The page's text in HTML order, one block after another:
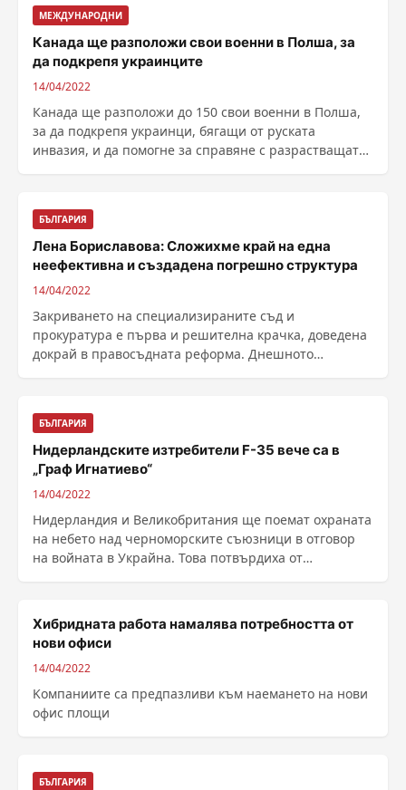
МЕЖДУНАРОДНИ
Канада ще разположи свои военни в Полша, за
да подкрепя украинците
14/04/2022
Канада ще разположи до 150 свои военни в Полша,
за да подкрепя украинци, бягащи от руската
инвазия, и да помогне за справяне с разрастващата
БЪЛГАРИЯ
Лена Бориславова: Сложихме край на една
неефективна и създадена погрешно структура
14/04/2022
Закриването на специализираните съд и
прокуратура е първа и решителна крачка, доведена
докрай в правосъдната реформа. Днешното
БЪЛГАРИЯ
Нидерландските изтребители F-35 вече са в
„Граф Игнатиево“
14/04/2022
Нидерландия и Великобритания ще поемат охраната
на небето над черноморските съюзници в отговор
на войната в Украйна. Това потвърдиха от
Хибридната работа намалява потребността от
нови офиси
14/04/2022
Kомпаниите са предпазливи към наемането на нови
офис площи
БЪЛГАРИЯ